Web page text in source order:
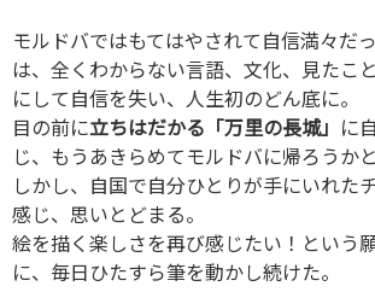
モルドバではもてはやされて自信満々だ
は、全くわからない言語、文化、見たこ
にして自信を失い、人生初のどん底に。
目の前に立ちはだかる「万里の長城」 に
じ、もうあきらめてモルドバに帰ろうか
しかし、自国で自分ひとりが手にいれた
感じ、思いとどまる。
絵を描く楽しさを再び感じたい！という
に、毎日ひたすら筆を動かし続けた。